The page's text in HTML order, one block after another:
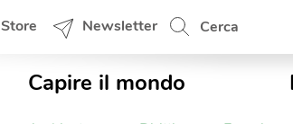
Store Newsletter Cerca
Capire il mondo